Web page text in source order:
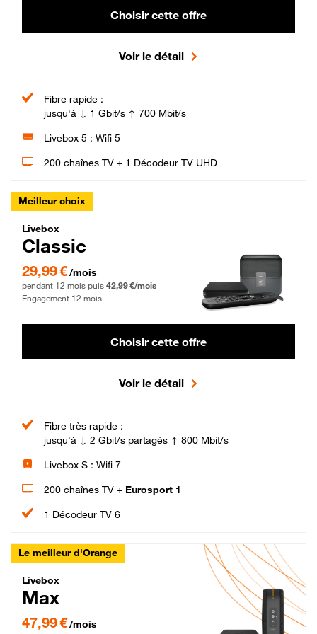
Choisir cette offre
Voir le détail
Fibre rapide :
jusqu'à ↓ 1 Gbit/s ↑ 700 Mbit/s
Livebox 5 : Wifi 5
200 chaînes TV + 1 Décodeur TV UHD
Meilleur choix
Livebox Classic Fibre
Livebox
Classic
29,99 € par mois pendant 12 mois puis 42,99 € par mois, Engagement 12 mois
29,99 €/mois
pendant 12 mois puis 42,99 €/mois
Engagement 12 mois
Choisir cette offre
Voir le détail
Fibre très rapide :
jusqu'à ↓ 2 Gbit/s partagés ↑ 800 Mbit/s
Livebox S : Wifi 7
200 chaînes TV + Eurosport 1
1 Décodeur TV 6
Le meilleur d'Orange
Livebox Max Fibre
Livebox
Max
47,99 € par mois pendant 12 mois puis 57,99 € par mois, Engagement 12 mois
47,99 €/mois